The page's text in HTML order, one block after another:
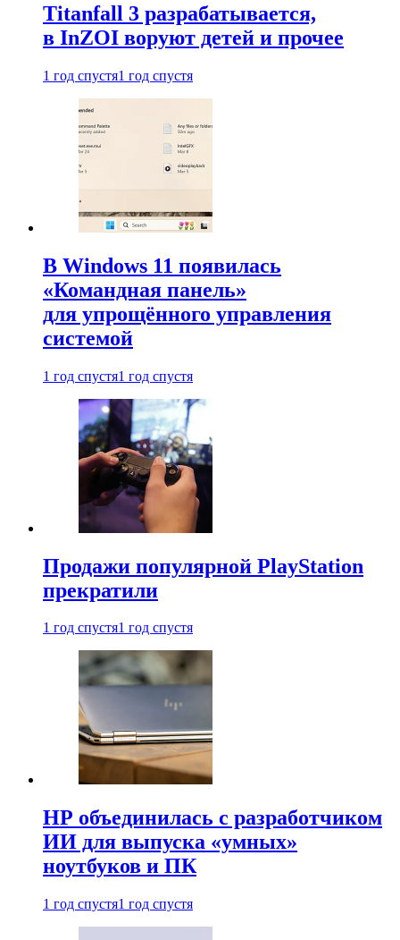
Titanfall 3 разрабатывается,
в InZOI воруют детей и прочее
1 год спустя1 год спустя
В Windows 11 появилась
«Командная панель»
для упрощённого управления
системой
1 год спустя1 год спустя
Продажи популярной PlayStation
прекратили
1 год спустя1 год спустя
HP объединилась с разработчиком
ИИ для выпуска «умных»
ноутбуков и ПК
1 год спустя1 год спустя